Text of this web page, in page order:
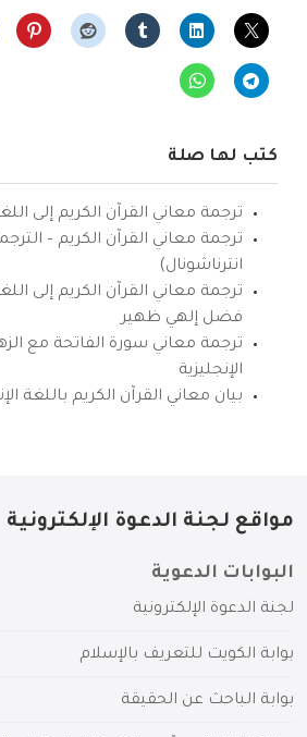
كتب لها صلة
ترجمة معاني القرآن الكريم إلى
ترجمة معاني القرآن الكريم –
انترناشونال)
ترجمة معاني القرآن الكريم إلى
فضل إلهي ظهير
ترجمة معاني سورة الفاتحة مع
الإنجليزية
بيان معاني القرآن الكريم باللغة
مواقع لجنة الدعوة الإلكترونية
البوابات الدعوية
لجنة الدعوة الإلكترونية
بوابة الكويت للتعريف بالإسلام
بوابة الباحث عن الحقيقة